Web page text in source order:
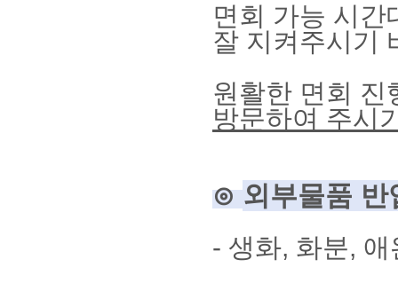
면회 가능 시간
잘 지켜주시기
원활한 면회
방문하여 주시
⊙ 외부물품 반
- 생화, 화분, 애